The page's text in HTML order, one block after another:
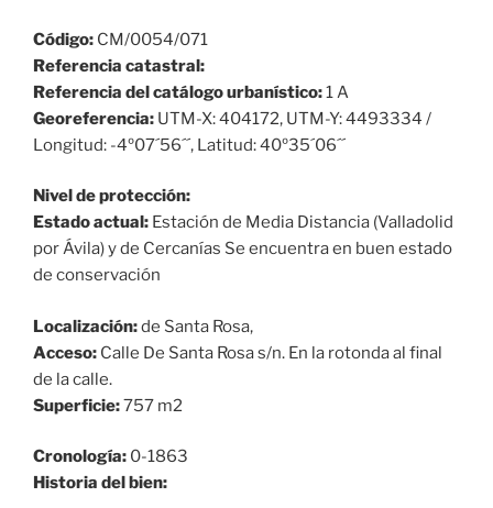
Código: CM/0054/071
Referencia catastral:
Referencia del catálogo urbanístico:1 A
Georeferencia: UTM-X: 404172, UTM-Y: 4493334 /
Longitud: -4º07´56´´, Latitud: 40º35´06´´
Nivel de protección:
Estado actual: Estación de Media Distancia (Valladolid
por Ávila) y de Cercanías Se encuentra en buen estado
de conservación
Localización:de Santa Rosa,
Acceso: Calle De Santa Rosa s/n. En la rotonda al final
de la calle.
Superficie:757 m2
Cronología: 0-1863
Historia del bien: